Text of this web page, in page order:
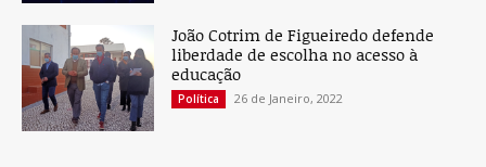
João Cotrim de Figueiredo defende
liberdade de escolha no acesso à
educação
Política 26 de Janeiro, 2022